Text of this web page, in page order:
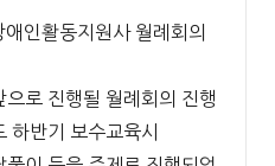
인활동지원사 월례회의
로 진행될 월례회의 진행
하반기 보수교육시